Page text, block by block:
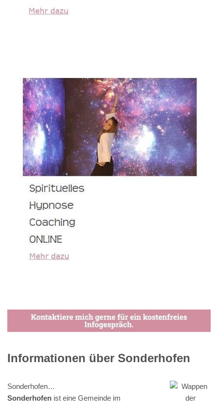
Informationen über Sonderhofen
Sonderhofen…
Sonderhofen ist eine Gemeinde im